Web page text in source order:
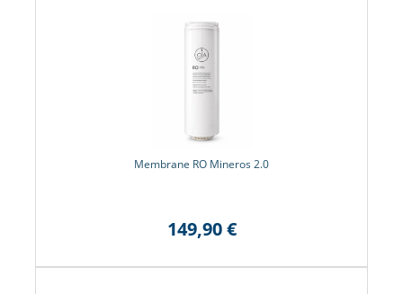
Membrane RO Mineros 2.0
149,90 €